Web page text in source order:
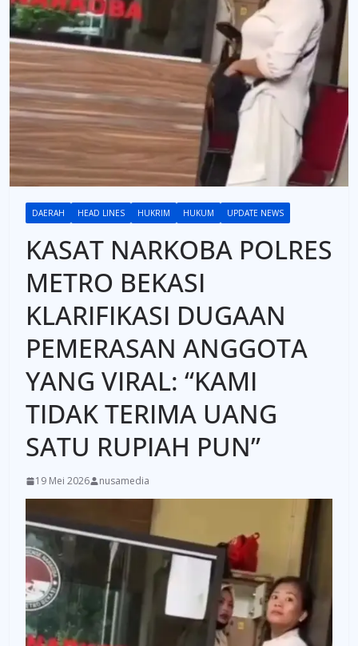
DAERAH HEAD LINES HUKRIM HUKUM UPDATE NEWS
KASAT NARKOBA POLRES
METRO BEKASI
KLARIFIKASI DUGAAN
PEMERASAN ANGGOTA
YANG VIRAL: “KAMI
TIDAK TERIMA UANG
SATU RUPIAH PUN”
19 Mei 2026 nusamedia